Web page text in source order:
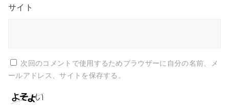
サイト
次回のコメントで使用するためブラウザーに自分の名前、メ
ールアドレス、サイトを保存する。